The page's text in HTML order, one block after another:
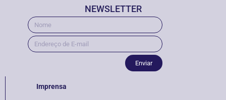
NEWSLETTER
Enviar
Imprensa